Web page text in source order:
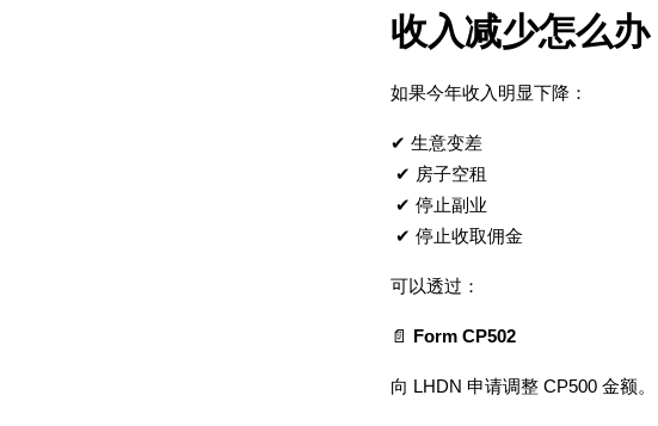
收入减少怎么办
如果今年收入明显下降：
✔ 生意变差
✔ 房子空租
✔ 停止副业
✔ 停止收取佣金
可以透过：
📄 Form CP502
向 LHDN 申请调整 CP500 金额。